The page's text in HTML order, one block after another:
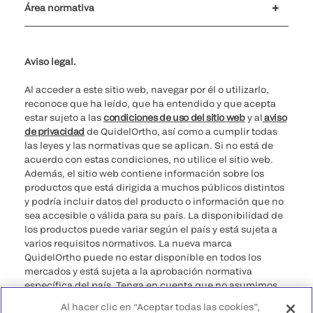
Área normativa
Aviso legal.
Al acceder a este sitio web, navegar por él o utilizarlo,
reconoce que ha leído, que ha entendido y que acepta
estar sujeto a lascondiciones de uso del sitio weby alaviso
de privacidad de QuidelOrtho, así como a cumplir todas
las leyes y las normativas que se aplican. Si no está de
acuerdo con estas condiciones, no utilice el sitio web.
Además, el sitio web contiene información sobre los
productos que está dirigida a muchos públicos distintos
y podría incluir datos del producto o información que no
sea accesible o válida para su país. La disponibilidad de
los productos puede variar según el país y está sujeta a
varios requisitos normativos. La nueva marca
QuidelOrtho puede no estar disponible en todos los
mercados y está sujeta a la aprobación normativa
específica del país. Tenga en cuenta que no asumimos
Al hacer clic en “Aceptar todas las cookies”,